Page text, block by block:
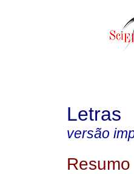
Letras
versão
Resumo